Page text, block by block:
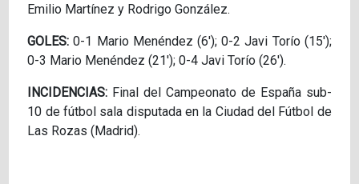
Emilio Martínez y Rodrigo González.
GOLES: 0-1 Mario Menéndez (6'); 0-2 Javi Torío (15');
0-3 Mario Menéndez (21'); 0-4 Javi Torío (26').
INCIDENCIAS: Final del Campeonato de España sub-
10 de fútbol sala disputada en la Ciudad del Fútbol de
Las Rozas (Madrid).